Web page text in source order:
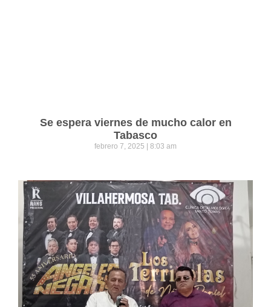
Se espera viernes de mucho calor en
Tabasco
febrero 7, 2025 8:03 am